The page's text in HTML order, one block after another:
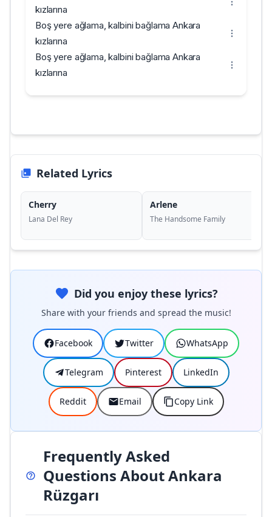
kızlarına
Boş yere ağlama, kalbini bağlama Ankara
kızlarına
Boş yere ağlama, kalbini bağlama Ankara
kızlarına
Related Lyrics
Cherry
Lana Del Rey
Arlene
The Handsome Family
Did you enjoy these lyrics?
Share with your friends and spread the music!
Facebook Twitter WhatsApp
Telegram Pinterest LinkedIn
Reddit Email Copy Link
Frequently Asked
Questions About Ankara
Rüzgarı